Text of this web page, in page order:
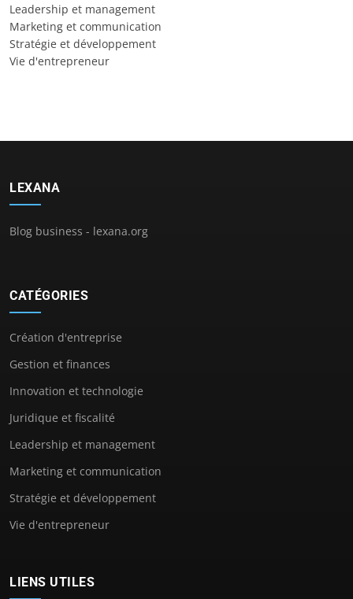
Leadership et management
Marketing et communication
Stratégie et développement
Vie d'entrepreneur
LEXANA
Blog business - lexana.org
CATÉGORIES
Création d'entreprise
Gestion et finances
Innovation et technologie
Juridique et fiscalité
Leadership et management
Marketing et communication
Stratégie et développement
Vie d'entrepreneur
LIENS UTILES